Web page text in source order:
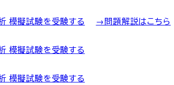
模擬試験を受験する →問題解説はこちら
模擬試験を受験する
模擬試験を受験する